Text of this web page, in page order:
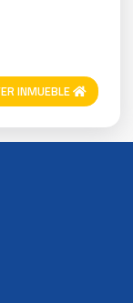
INMUEBLE